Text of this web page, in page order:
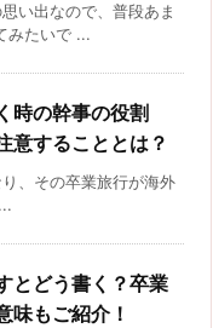
い出なので、普段あま
みたいで ...
時の幹事の役割
意することとは？
、その卒業旅行が海外
とどう書く？卒業
味もご紹介！